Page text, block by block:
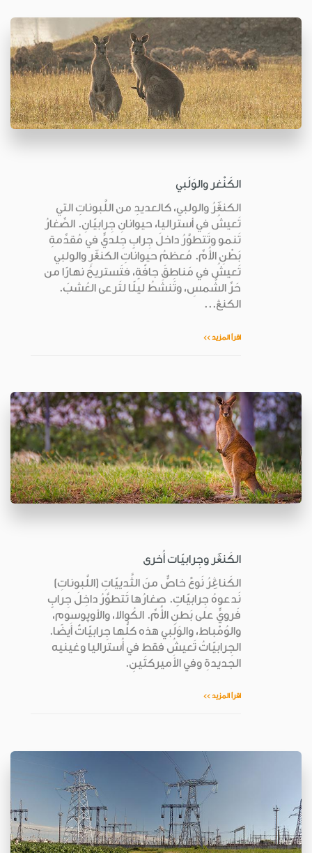
الكَنْغر والوَلَبي
الكنڠَرُ والولبي، كالعديدِ من اللَّبوناتِ التي
تَعيشُ في أستراليا، حيوانانِ جِرابيّانِ. الصِّغارُ
تَنمو وتَتطوَّرُ داخلَ جِرابٍ جِلديٍّ في مُقدِّمةِ
بَطْنِ الأُمِّ. مُعظمُ حيواناتِ الكنڠَرِ والولبي
تَعيشُ في مَناطِقَ جافّةٍ، فتَستريحُ نهارًا من
حَرِّ الشَّمسِ، وتَنشَطُ ليلًا لتَرعى العُشبَ.
الكنڠ...
اقرأ المزيد >>
الكَنڠَر وجِرابيّات أُخرى
الكَناڠِرُ نَوعٌ خاصٌّ منَ الثَّدييّاتِ (اللَّبوناتِ)
نَدعوهُ جِرابيّاتٍ. صِغارُها تَتطوَّرُ داخِلَ جِرابٍ
فَرويٍّ على بَطنِ الأُمِّ. الكُوالا، والأوپوسوم،
والوُمْباط، والوَلَبي هذه كلُّها جِرابيّاتٌ أَيضًا.
الجِرابيّاتُ تَعيشُ فقط في أُستراليا وغينيه
الجديدةِ وفي الأَميركتَينِ.
اقرأ المزيد >>